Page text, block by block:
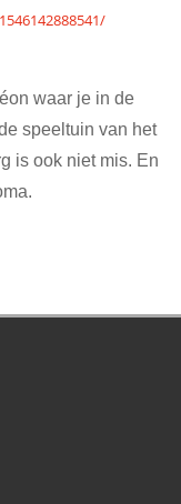
waar je in de
speeltuin van het
is ook niet mis. En